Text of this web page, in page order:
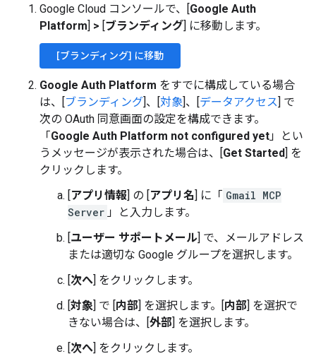
Google Cloud コンソールで、[Google Auth
Platform] > [ブランディング] に移動します。
[ブランディング] に移動
Google Auth Platform をすでに構成している場合
は、[ブランディング]、[対象]、[データアクセス] で
次の OAuth 同意画面の設定を構成できます。
「Google Auth Platform not configured yet」とい
うメッセージが表示された場合は、[Get Started] を
クリックします。
[アプリ情報] の [アプリ名] に「 Gmail MCP
Server 」と入力します。
[ユーザー サポートメール] で、メールアドレス
または適切な Google グループを選択します。
[次へ] をクリックします。
[対象] で [内部] を選択します。[内部] を選択で
きない場合は、[外部] を選択します。
[次へ] をクリックします。